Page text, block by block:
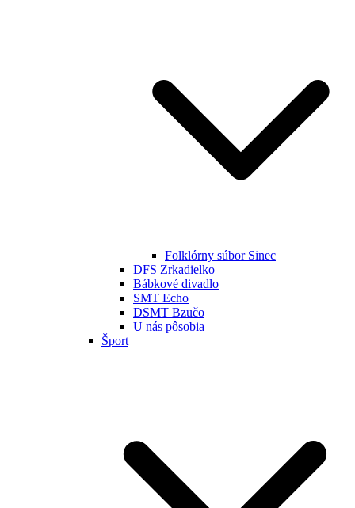
Folklórny súbor Sinec
DFS Zrkadielko
Bábkové divadlo
SMT Echo
DSMT Bzučo
U nás pôsobia
Šport